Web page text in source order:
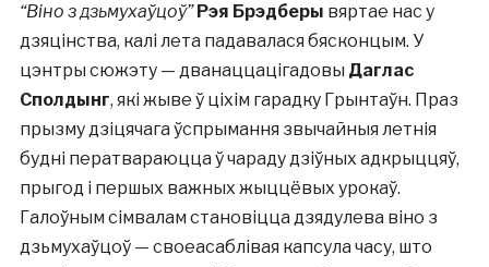
“Віно з дзьмухаўцоў” Рэя Брэдберы вяртае нас у
дзяцінства, калі лета падавалася бясконцым. У
цэнтры сюжэту — дванаццацігадовы Даглас
Сполдынг, які жыве ў ціхім гарадку Грынтаўн. Праз
прызму дзіцячага ўспрымання звычайныя летнія
будні ператвараюцца ў чараду дзіўных адкрыццяў,
прыгод і першых важных жыццёвых урокаў.
Галоўным сімвалам становіцца дзядулева віно з
дзьмухаўцоў — своеасаблівая капсула часу, што